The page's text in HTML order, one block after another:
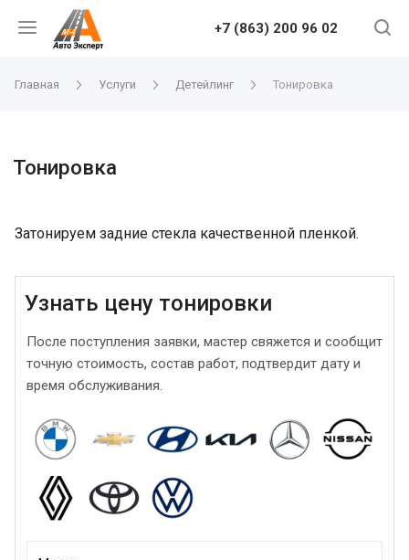
+7 (863) 200 96 02
Главная Услуги Детейлинг Тонировка
Тонировка
Затонируем задние стекла качественной пленкой.
Узнать цену тонировки
После поступления заявки, мастер свяжется и сообщит
точную стоимость, состав работ, подтвердит дату и
время обслуживания.